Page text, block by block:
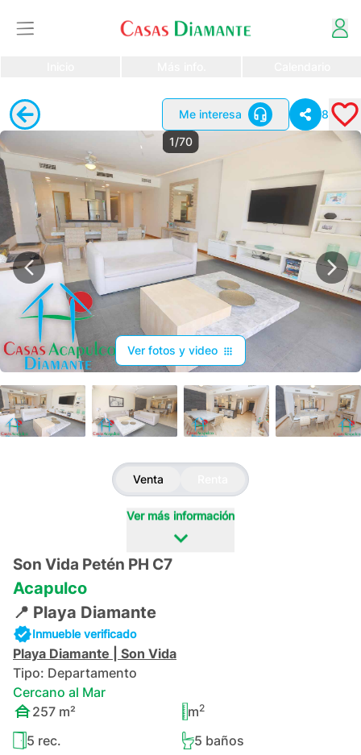
Me interesa
8
1/70
Ver fotos y video
Venta
Ver más información
Son Vida Petén PH C7
Acapulco
📍 Playa Diamante
Inmueble verificado
Playa Diamante
Son Vida
Tipo: Departamento
Cercano al Mar
257 m² m2
5 rec. 5 baños